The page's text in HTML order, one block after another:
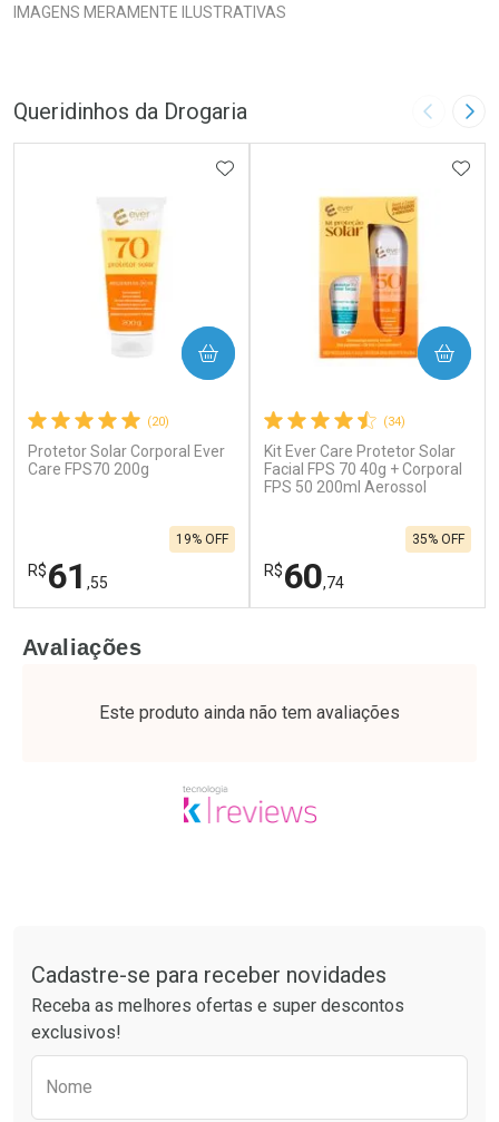
IMAGENS MERAMENTE ILUSTRATIVAS
Queridinhos da Drogaria Imagem
(20)
Protetor Solar Corporal Ever
Care FPS70 200g
R$61 ,55
19% OFF
ADICIONAR AOS FAVORITOS
COMPRAR
Laboratório
Ativar Desconto
Comprar sem Desconto
Por Menos
Comprar sem Desconto
Por R$ 61,55/cada
(34)
Kit Ever Care Protetor Solar
Facial FPS 70 40g + Corporal
FPS 50 200ml Aerossol
R$60,74
35% OFF
COMPRAR
Laboratório
Ativar Desconto
Comprar sem Desconto
Por Menos
Comprar sem Desconto
Avaliações
Este produto ainda não tem avaliações
Cadastre-se para receber novidades
Receba as melhores ofertas e super descontos
exclusivos!
Nome